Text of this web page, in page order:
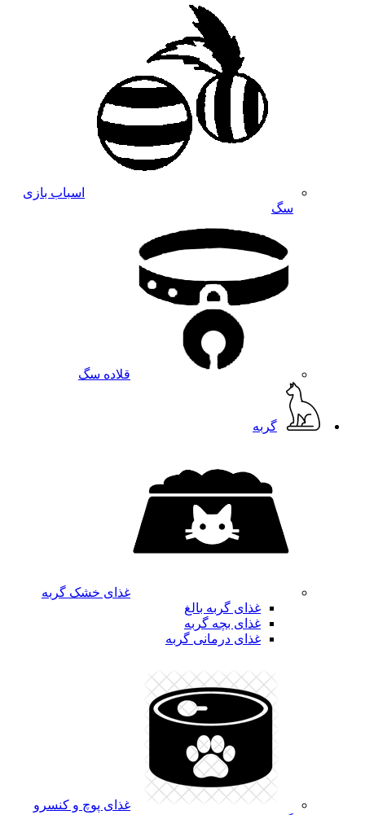
اسباب بازی
سگ
قلاده سگ
گربه
غذای خشک گربه
غذای گربه بالغ
غذای بچه گربه
غذای درمانی گربه
غذای پوچ و کنسرو